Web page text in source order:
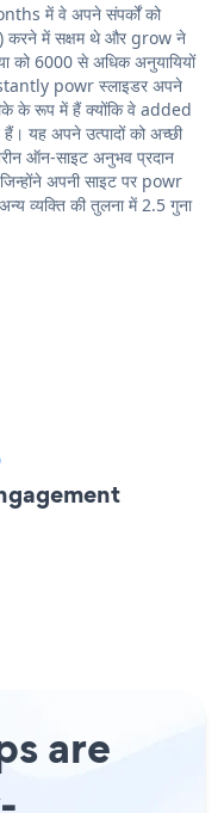
में वे अपने संपर्कों को
करने में सक्षम थे और grow ने
को 6000 से अधिक अनुयायियों
powr स्लाइडर अपने
के रूप में हैं क्योंकि वे added
यह अपने उत्पादों को अच्छी
ऑन-साइट अनुभव प्रदान
अपनी साइट पर powr
व्यक्ति की तुलना में 2.5 गुना
are